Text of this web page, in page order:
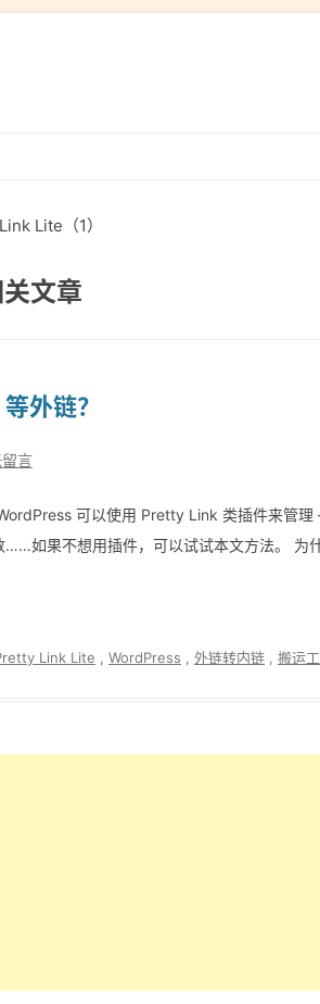
Lite（1）
文章
外链？
言
可以使用 Pretty Link 类插件来管
如果不想用插件，可以试试本文方法。 为
Link Lite WordPress 外链转内链 搬运工